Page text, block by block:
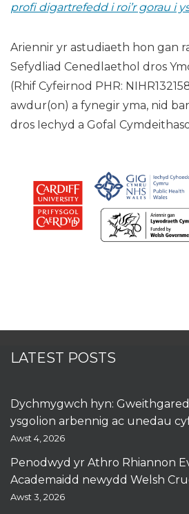
profi digartrefedd i roi’r gorau i
Ariennir yr astudiaeth hon gan
Sefydliad Cenedlaethol dros
(Rhif Cyfeirnod PHR:
awdur(on) a fynegir yma, nid
dros Iechyd a Gofal
LATEST POSTS
Dychmygwch hyn:
ysgolion arbennig ac unedau
Awst 4, 2026
Penodwyd yr Athro Rhiannon
Academaidd newydd Welsh
Awst 3, 2026